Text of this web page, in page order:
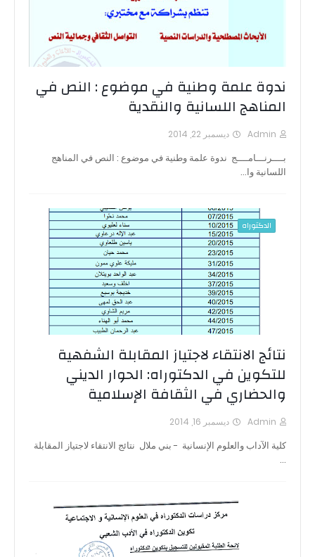
ندوة علمة وطنية في موضوع : النص في
المناهج اللسانية والنقدية
Admin ديسمبر 22, 2014
بــــرنـــامــــج ندوة علمة وطنية في موضوع : النص في المناهج
اللسانية وا…
الدكتوراه
نتائج الانتقاء لاجتياز المقابلة الشفهية
للتكوين في الدكتوراه: الحوار الديني
والحضاري في الثقافة الإسلامية
Admin ديسمبر 16, 2014
كلية الآداب والعلوم الإنسانية - بني ملال نتائج الانتقاء لاجتياز المقابلة
…